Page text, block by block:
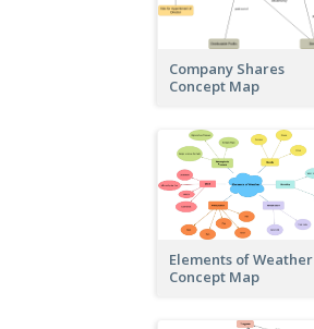
Company Shares
Concept Map
Elements of Weather
Concept Map